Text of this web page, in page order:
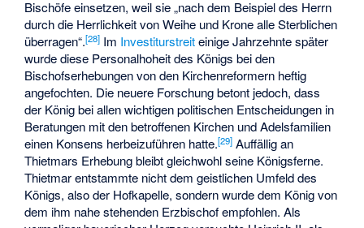
Bischöfe einsetzen, weil sie „nach dem Beispiel des Herrn
durch die Herrlichkeit von Weihe und Krone alle Sterblichen
überragen“.[28] Im Investiturstreiteinige Jahrzehnte später
wurde diese Personalhoheit des Königs bei den
Bischofserhebungen von den Kirchenreformern heftig
angefochten. Die neuere Forschung betont jedoch, dass
der König bei allen wichtigen politischen Entscheidungen in
Beratungen mit den betroffenen Kirchen und Adelsfamilien
einen Konsens herbeizuführen hatte.[29] Auffällig an
Thietmars Erhebung bleibt gleichwohl seine Königsferne.
Thietmar entstammte nicht dem geistlichen Umfeld des
Königs, also der Hofkapelle, sondern wurde dem König von
dem ihm nahe stehenden Erzbischof empfohlen. Als